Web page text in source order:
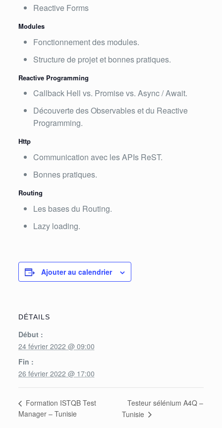
Reactive Forms
Modules
Fonctionnement des modules.
Structure de projet et bonnes pratiques.
Reactive Programming
Callback Hell vs. Promise vs. Async / Await.
Découverte des Observables et du Reactive
Programming.
Http
Communication avec les APIs ReST.
Bonnes pratiques.
Routing
Les bases du Routing.
Lazy loading.
Ajouter au calendrier
DÉTAILS
Début :
24 février 2022 @ 09:00
Fin :
26 février 2022 @ 17:00
Formation ISTQB Test
Manager – Tunisie
Testeur sélénium A4Q –
Tunisie